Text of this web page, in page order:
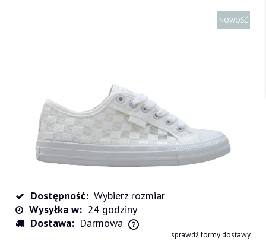
NOWOŚĆ
Dostępność: Wybierz rozmiar
Wysyłka w: 24 godziny
Dostawa: Darmowa
Cena nie zawiera ewentualnych kosztów płatnościsprawdź formy dostawy